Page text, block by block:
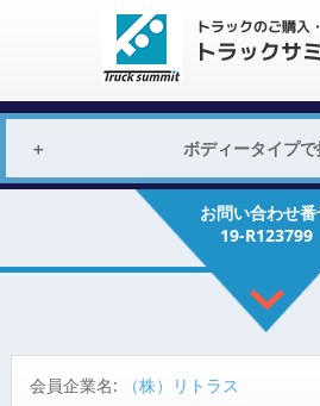
ボディータイプ
お問い合わせ
19-R123799
会員企業名:
（株）リトラス